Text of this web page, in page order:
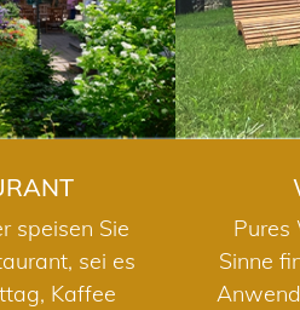
speisen Sie
sei es
Kaffee
Pures
Sinne